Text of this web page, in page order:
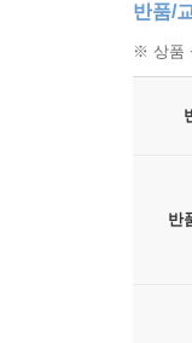
반품/
※ 상품
반